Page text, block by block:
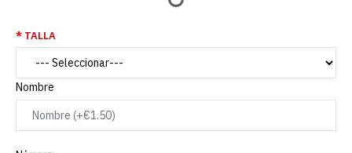
TALLA
Nombre